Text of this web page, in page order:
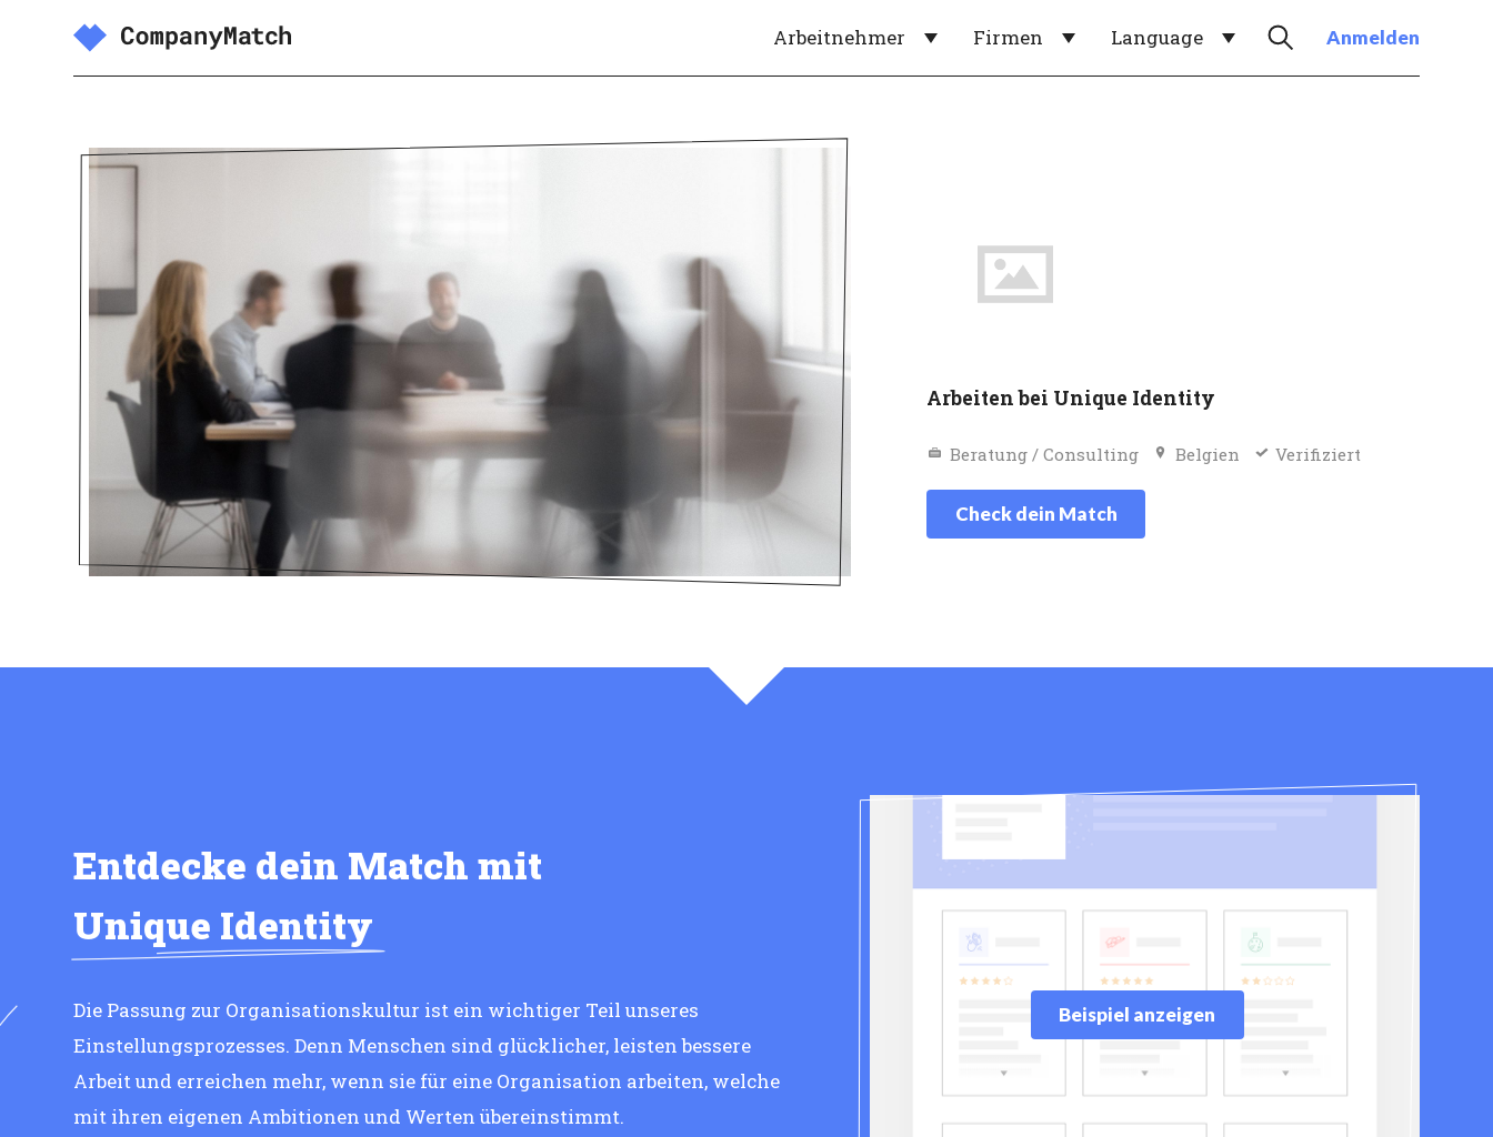
Arbeitnehmer Firmen Language Anmelden
Arbeiten bei Unique Identity
Beratung / Consulting Belgien Verifiziert
Check dein Match
Entdecke dein Match mit
Unique Identity
Die Passung zur Organisationskultur ist ein wichtiger Teil unseres
Einstellungsprozesses. Denn Menschen sind glücklicher, leisten bessere
Arbeit und erreichen mehr, wenn sie für eine Organisation arbeiten, welche
mit ihren eigenen Ambitionen und Werten übereinstimmt.
Beispiel anzeigen